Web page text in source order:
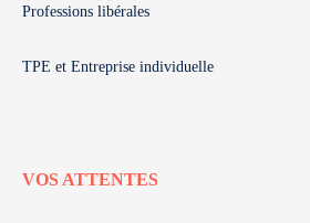
Professions libérales
TPE et Entreprise individuelle
VOS ATTENTES